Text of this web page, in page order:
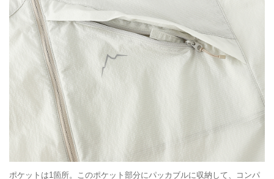
ポケットは1箇所。このポケット部分にパッカブルに収納して、コンパ